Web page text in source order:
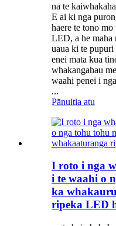
na te
E ai ki nga
haere te tono
LED, a he maha
uaua ki te
enei mata kua
whakangahau
waahi penei i
...
Pānuitia atu
I roto i nga
i te waahi o
ka
ripeka LED